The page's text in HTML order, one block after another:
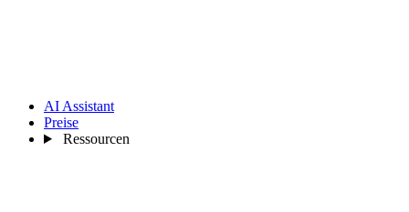
AI Assistant
Preise
Ressourcen